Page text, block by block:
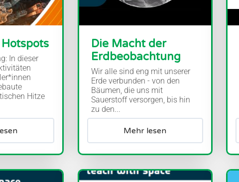
In dieser
Hitze
Die Macht der
Erdbeobachtung
Wir alle sind eng mit unserer
Erde verbunden - von den
Bäumen, die uns mit
Sauerstoff versorgen, bis hin
zu den...
Mehr lesen